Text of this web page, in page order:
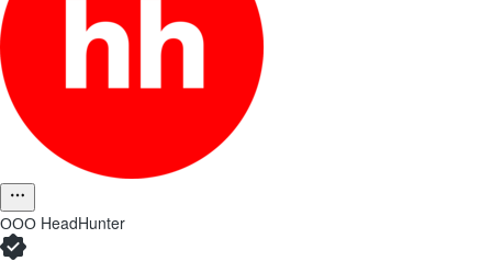
ООО HeadHunter